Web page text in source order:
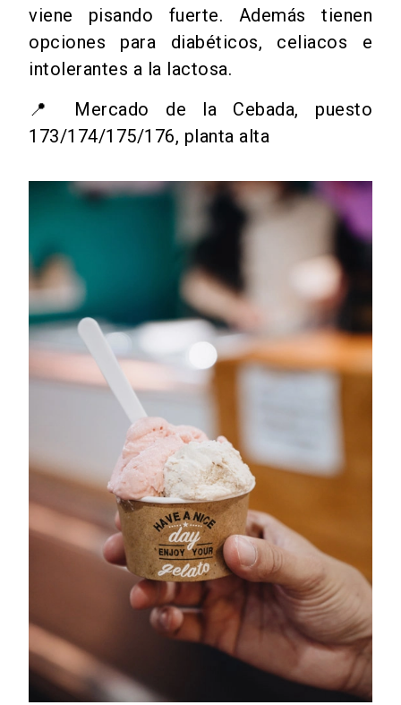
viene pisando fuerte. Además tienen
opciones para diabéticos, celiacos e
intolerantes a la lactosa.
📍 Mercado de la Cebada, puesto
173/174/175/176, planta alta